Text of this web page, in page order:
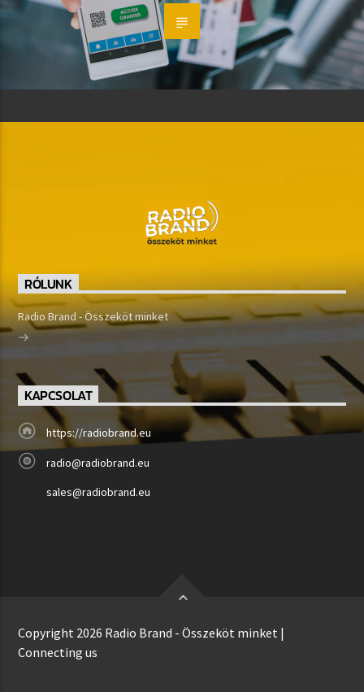
RÓLUNK
Radio Brand - Összeköt minket
KAPCSOLAT
https://radiobrand.eu
radio@radiobrand.eu
sales@radiobrand.eu
Copyright 2026 Radio Brand - Összeköt minket |
Connecting us